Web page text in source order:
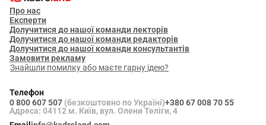
Про нас
Експерти
Долучитися до нашої команди лекторів
Долучитися до нашої команди редакторів
Долучитися до нашої команди консультантів
Замовити рекламу
Знайшли помилку або маєте гарну ідею?
Телефон
0 800 607 507 (безкоштовно по Україні)+380 67 008 70 55
Адреса: 04112 м. Київ, вул. Олени Теліги, 4